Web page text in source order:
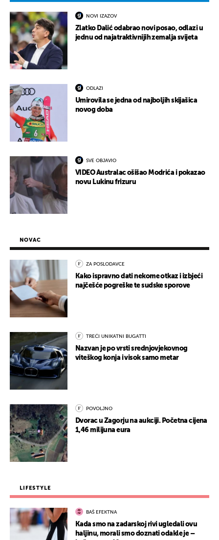
NOVI IZAZOV
Zlatko Dalić odabrao novi posao, odlazi u
jednu od najatraktivnijih zemalja svijeta
ODLAZI
Umirovila se jedna od najboljih skijašica
novog doba
SVE OBJAVIO
VIDEO Australac ošišao Modrića i pokazao
novu Lukinu frizuru
NOVAC
ZA POSLODAVCE
Kako ispravno dati nekome otkaz i izbjeći
najčešće pogreške te sudske sporove
TREĆI UNIKATNI BUGATTI
Nazvan je po vrsti srednjovjekovnog
viteškog konja i visok samo metar
POVOLJNO
Dvorac u Zagorju na aukciji. Početna cijena
1,46 milijuna eura
LIFESTYLE
BAŠ EFEKTNA
Kada smo na zadarskoj rivi ugledali ovu
haljinu, morali smo doznati odakle je –